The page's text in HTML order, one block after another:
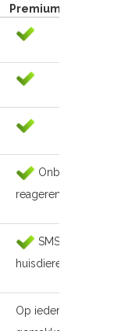
Premium account
Onbeperkt
reageren
SMS naar de
huisdierenoppas
Op ieder moment